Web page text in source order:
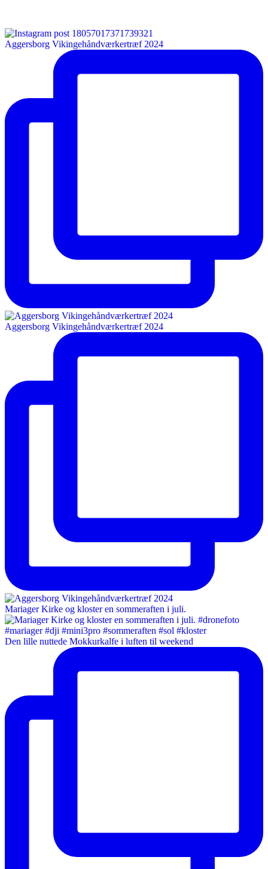
Aggersborg Vikingehåndværkertræf 2024
Aggersborg Vikingehåndværkertræf 2024
Mariager Kirke og kloster en sommeraften i juli.
Den lille nuttede Mokkurkalfe i luften til weekend